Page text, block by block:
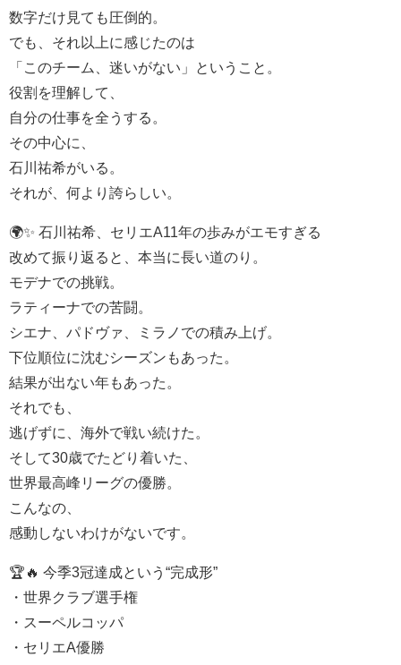
数字だけ見ても圧倒的。
でも、それ以上に感じたのは
「このチーム、迷いがない」ということ。
役割を理解して、
自分の仕事を全うする。
その中心に、
石川祐希がいる。
それが、何より誇らしい。
🌍✨ 石川祐希、セリエA11年の歩みがエモすぎる
改めて振り返ると、本当に長い道のり。
モデナでの挑戦。
ラティーナでの苦闘。
シエナ、パドヴァ、ミラノでの積み上げ。
下位順位に沈むシーズンもあった。
結果が出ない年もあった。
それでも、
逃げずに、海外で戦い続けた。
そして30歳でたどり着いた、
世界最高峰リーグの優勝。
こんなの、
感動しないわけがないです。
🏆🔥 今季3冠達成という“完成形”
・世界クラブ選手権
・スーペルコッパ
・セリエA優勝